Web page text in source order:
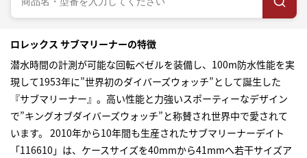
ロレックス サブマリーナーの特徴
潜水時間の計測が可能な回転ベゼルを装備し、100m防水性能を実
現して1953年に”世界初のダイバーズウォッチ”として誕生した
『サブマリーナー』。高い性能と力強いスポーティーなデザイン
で”キングオブダイバーズウォッチ”と称賛され世界中で愛されて
います。 2010年から10年間も生産されたサブマリーナーデイト
「116610」は、ケースサイズを40mmから41mmへ若干サイズア